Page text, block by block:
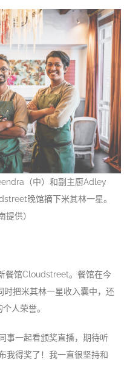
（中）和副主厨Adley
晚馆摘下米其林一星。
提供）
餐馆Cloudstreet。餐馆在今
时把米其林一星收入囊中，还
人荣誉。
事一起看颁奖直播，期待听
我得奖了！我一直很坚持和